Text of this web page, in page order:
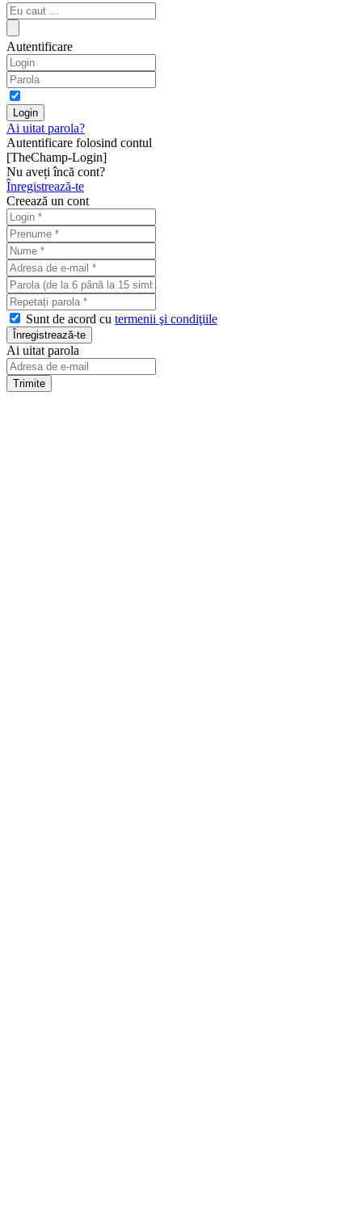
Autentificare
Ai uitat parola?
Autentificare folosind contul
[TheChamp-Login]
Nu aveți încă cont?
Înregistrează-te
Creează un cont
Sunt de acord cu termenii şi condiţiile
Ai uitat parola